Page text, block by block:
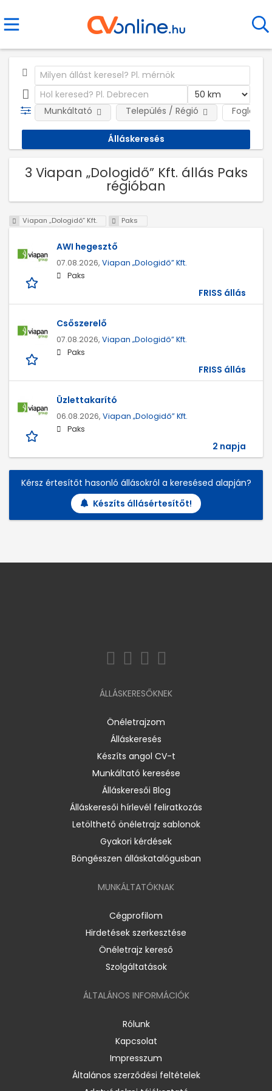
Munkáltató Település / Régió
3 Viapan „Dologidő” Kft. állás Paks
régióban
Viapan „Dologidő” Kft. Paks
AWI hegesztő
07.08.2026, Viapan „Dologidő” Kft.
Paks
FRISS állás
Csőszerelő
07.08.2026, Viapan „Dologidő” Kft.
Paks
FRISS állás
Üzlettakarító
06.08.2026, Viapan „Dologidő” Kft.
Paks
2 napja
Kérsz értesítőt hasonló állásokról a keresésed alapján?
Készíts állásértesítőt!
ÁLLÁSKERESŐKNEK
Önéletrajzom
Álláskeresés
Készíts angol CV-t
Munkáltató keresése
Álláskeresői Blog
Álláskeresői hírlevél feliratkozás
Letölthető önéletrajz sablonok
Gyakori kérdések
Böngésszen álláskatalógusban
MUNKÁLTATÓKNAK
Cégprofilom
Hirdetések szerkesztése
Önéletrajz kereső
Szolgáltatások
ÁLTALÁNOS INFORMÁCIÓK
Rólunk
Kapcsolat
Impresszum
Általános szerződési feltételek